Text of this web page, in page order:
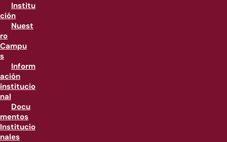
Institu
ción
Nuest
ro
Campu
s
Inform
ación
institucio
nal
Docu
mentos
Institucio
nales